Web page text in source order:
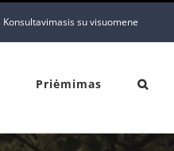
Konsultavimasis su visuomene
Priėmimas